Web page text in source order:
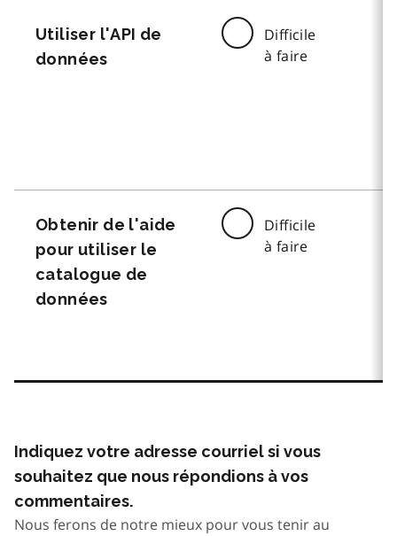
Utiliser l'API de
données
Difficile
à faire
Obtenir de l'aide
pour utiliser le
catalogue de
données
Difficile
à faire
Indiquez votre adresse courriel si vous
souhaitez que nous répondions à vos
commentaires.
Nous ferons de notre mieux pour vous tenir au